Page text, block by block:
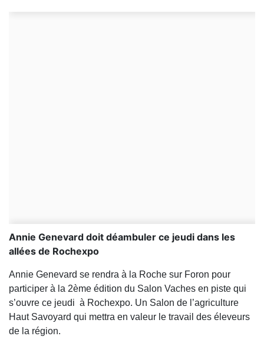
Annie Genevard doit déambuler ce jeudi dans les
allées de Rochexpo
Annie Genevard se rendra à la Roche sur Foron pour
participer à la 2ème édition du Salon Vaches en piste qui
s’ouvre ce jeudi à Rochexpo. Un Salon de l’agriculture
Haut Savoyard qui mettra en valeur le travail des éleveurs
de la région.